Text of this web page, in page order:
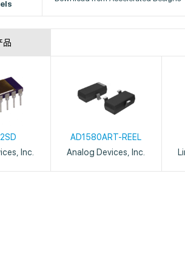
品
Inc.
AD1580ART-REEL
Analog Devices, Inc.